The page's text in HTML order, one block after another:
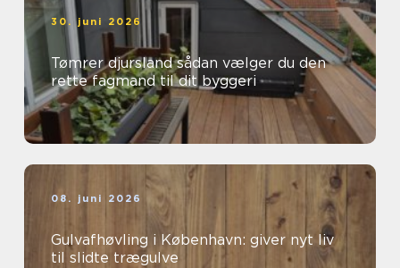
30. juni 2026
Tømrer djursland sådan vælger du den
rette fagmand til dit byggeri
08. juni 2026
Gulvafhøvling i København: giver nyt liv
til slidte trægulve